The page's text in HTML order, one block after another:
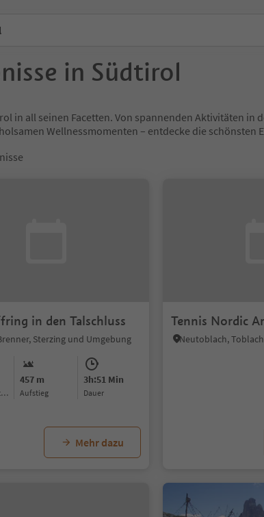
in Südtirol
in all seinen Facetten. Von spannenden Aktivitäten
Wellnessmomenten – entdecke die
in den Talschluss
Sterzing und Umgebung
457 m
Aufstieg
3h:51 Min
Dauer
Mehr dazu
Tennis Nordic